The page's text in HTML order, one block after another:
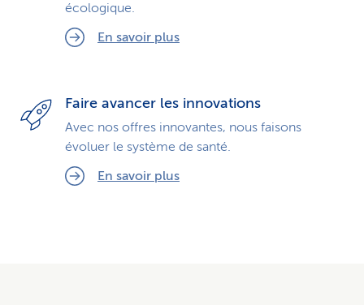
écologique.
En savoir plus
Faire avancer les innovations
Avec nos offres innovantes, nous faisons
évoluer le système de santé.
En savoir plus